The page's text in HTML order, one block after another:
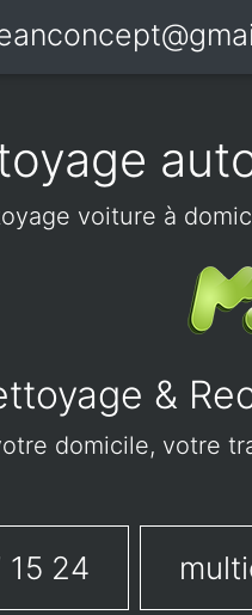
voiture à
&
domicile, votre
24